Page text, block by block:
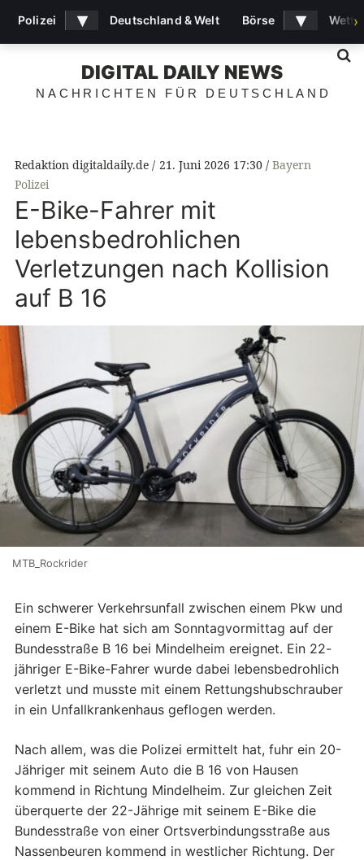
DIGITAL DAILY NEWS
NACHRICHTEN FÜR DEUTSCHLAND
Redaktion digitaldaily.de 21. Juni 2026 17:30
Bayern
Polizei
E-Bike-Fahrer mit
lebensbedrohlichen
Verletzungen nach Kollision
auf B 16
MTB_Rockrider
Ein schwerer Verkehrsunfall zwischen einem Pkw und
einem E-Bike hat sich am Sonntagvormittag auf der
Bundesstraße B 16 bei Mindelheim ereignet. Ein 22-
jähriger E-Bike-Fahrer wurde dabei lebensbedrohlich
verletzt und musste mit einem Rettungshubschrauber
in ein Unfallkrankenhaus geflogen werden.
Nach allem, was die Polizei ermittelt hat, fuhr ein 20-
Jähriger mit seinem Auto die B 16 von Hausen
kommend in Richtung Mindelheim. Zur gleichen Zeit
überquerte der 22-Jährige mit seinem E-Bike die
Bundesstraße von einer Ortsverbindungsstraße aus
Nassenbeuren kommend in westlicher Richtung. Der
Polizei ▾ Deutschland & Welt Börse ▾ ›